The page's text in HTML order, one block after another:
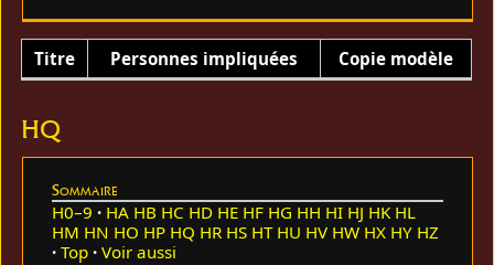
Titre Personnes impliquées Copie modèle
HQ
Sommaire
H0–9 HA HB HC HD HE HF HG HH HI HJ HK HL
HM HN HO HP HQ HR HS HT HU HV HW HX HY HZ
Top
Voir aussi